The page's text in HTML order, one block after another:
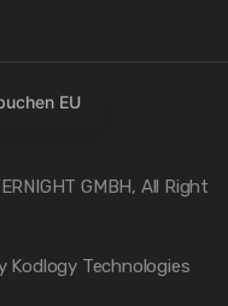
EU
GMBH, All Right
Kodlogy Technologies